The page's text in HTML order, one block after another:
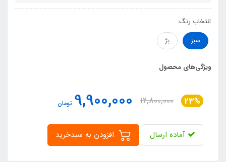
انتخاب رنگ:
سبز
بژ
ویژگی‌های محصول
23%
12,800,000
9,900,000 تومان
آماده ارسال